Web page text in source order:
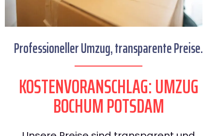
Professioneller Umzug, transparente Preise.
KOSTENVORANSCHLAG: UMZUG
BOCHUM POTSDAM